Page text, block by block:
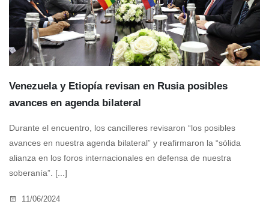
Venezuela y Etiopía revisan en Rusia posibles
avances en agenda bilateral
Durante el encuentro, los cancilleres revisaron “los posibles
avances en nuestra agenda bilateral” y reafirmaron la “sólida
alianza en los foros internacionales en defensa de nuestra
soberanía”. [...]
11/06/2024